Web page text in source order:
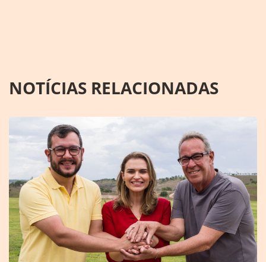
NOTÍCIAS RELACIONADAS